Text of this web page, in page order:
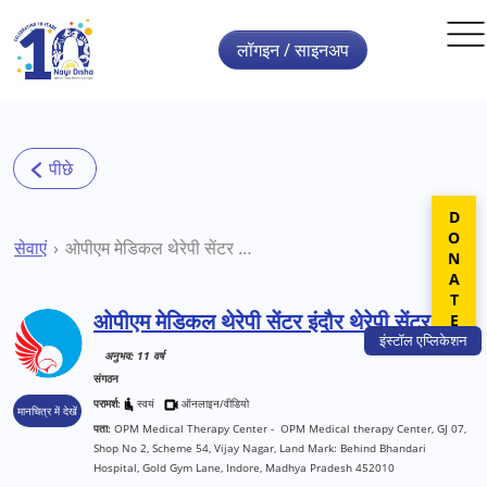
Skip to main content
इंस्टॉलएप्लिकेशन
लॉगइन / साइनअप
सेवाएं ओपीएम मेडिकल थेरेपी सेंटर इंदौर थेरेपी सेंटर
मानचित्र में देखें
ओपीएम मेडिकल थेरेपी सेंटर इंदौर थेरेपी सेंटर
अनुभव: 11 वर्ष
संगठन
परामर्श:
स्वयं
ऑनलाइन/वीडियो
पता: OPM Medical Therapy Center - OPM Medical therapy Center, GJ 07,
Shop No 2, Scheme 54, Vijay Nagar, Land Mark: Behind Bhandari
Hospital, Gold Gym Lane, Indore, Madhya Pradesh 452010
DONATE